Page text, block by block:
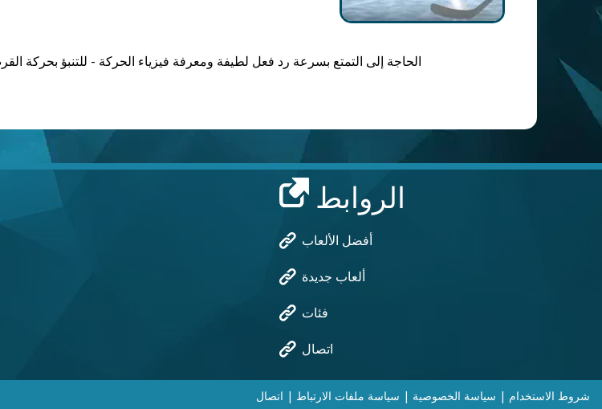
- الحاجة إلى التمتع بسرعة رد فعل لطيفة ومعرفة فيزياء الحركة - للتنبؤ بحركة
الروابط
أفضل الألعاب
ألعاب جديدة
فئات
اتصال
شروط الاستخدام | سياسة الخصوصية | سياسة ملفات الارتباط | اتصال